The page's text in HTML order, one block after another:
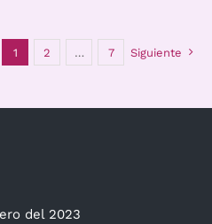
1 2 … 7 Siguiente
del 2023